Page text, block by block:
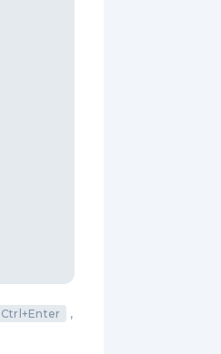
Ctrl+Enter
,